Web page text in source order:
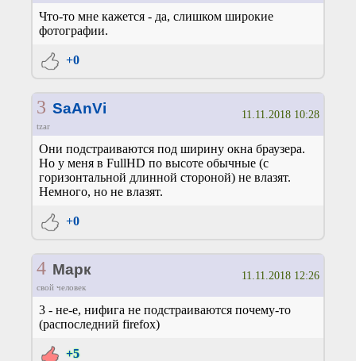
Что-то мне кажется - да, слишком широкие
фотографии.
+0
3 SaAnVi
tzar
11.11.2018 10:28
Они подстраиваются под ширину окна браузера.
Но у меня в FullHD по высоте обычные (с
горизонтальной длинной стороной) не влазят.
Немного, но не влазят.
+0
4 Марк
свой человек
11.11.2018 12:26
3 - не-е, нифига не подстраиваются почему-то
(распоследний firefox)
+5